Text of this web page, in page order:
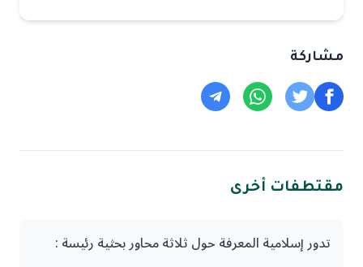
مشاركة
مقتطفات أخرى
تدور إسلامية المعرفة حول ثلاثة محاور بحثية رئيسة :